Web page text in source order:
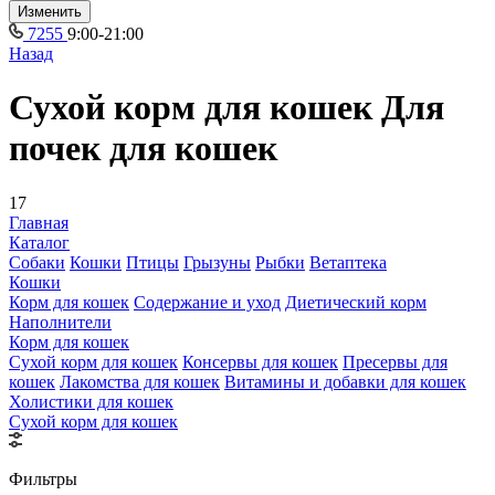
Изменить
7255 9:00-21:00
Назад
Сухой корм для кошек Для
почек для кошек
17
Главная
Каталог
Собаки Кошки Птицы Грызуны Рыбки Ветаптека
Кошки
Корм для кошек Содержание и уход Диетический корм
Наполнители
Корм для кошек
Сухой корм для кошек Консервы для кошек Пресервы для
кошек Лакомства для кошек Витамины и добавки для кошек
Холистики для кошек
Сухой корм для кошек
Фильтры